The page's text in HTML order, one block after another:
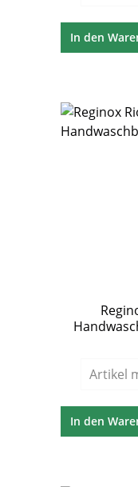
In den
Regulärer
Artikel
In den